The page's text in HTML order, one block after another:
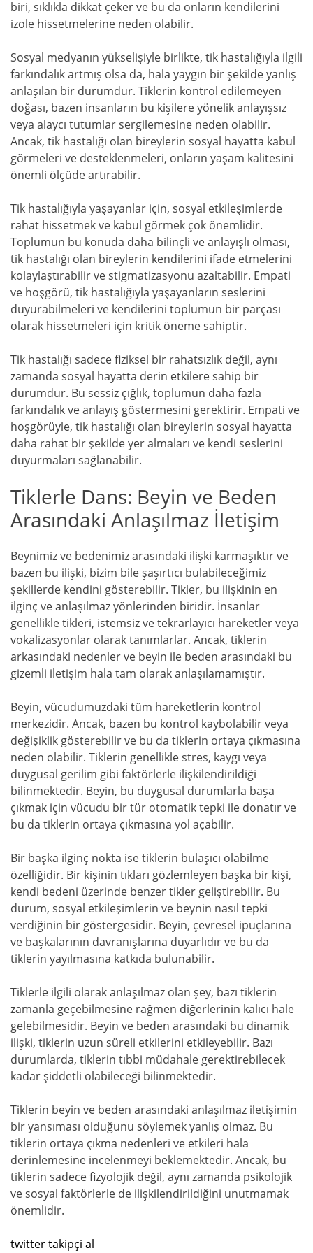
biri, sıklıkla dikkat çeker ve bu da onların kendilerini
izole hissetmelerine neden olabilir.
Sosyal medyanın yükselişiyle birlikte, tik hastalığıyla ilgili
farkındalık artmış olsa da, hala yaygın bir şekilde yanlış
anlaşılan bir durumdur. Tiklerin kontrol edilemeyen
doğası, bazen insanların bu kişilere yönelik anlayışsız
veya alaycı tutumlar sergilemesine neden olabilir.
Ancak, tik hastalığı olan bireylerin sosyal hayatta kabul
görmeleri ve desteklenmeleri, onların yaşam kalitesini
önemli ölçüde artırabilir.
Tik hastalığıyla yaşayanlar için, sosyal etkileşimlerde
rahat hissetmek ve kabul görmek çok önemlidir.
Toplumun bu konuda daha bilinçli ve anlayışlı olması,
tik hastalığı olan bireylerin kendilerini ifade etmelerini
kolaylaştırabilir ve stigmatizasyonu azaltabilir. Empati
ve hoşgörü, tik hastalığıyla yaşayanların seslerini
duyurabilmeleri ve kendilerini toplumun bir parçası
olarak hissetmeleri için kritik öneme sahiptir.
Tik hastalığı sadece fiziksel bir rahatsızlık değil, aynı
zamanda sosyal hayatta derin etkilere sahip bir
durumdur. Bu sessiz çığlık, toplumun daha fazla
farkındalık ve anlayış göstermesini gerektirir. Empati ve
hoşgörüyle, tik hastalığı olan bireylerin sosyal hayatta
daha rahat bir şekilde yer almaları ve kendi seslerini
duyurmaları sağlanabilir.
Tiklerle Dans: Beyin ve Beden
Arasındaki Anlaşılmaz İletişim
Beynimiz ve bedenimiz arasındaki ilişki karmaşıktır ve
bazen bu ilişki, bizim bile şaşırtıcı bulabileceğimiz
şekillerde kendini gösterebilir. Tikler, bu ilişkinin en
ilginç ve anlaşılmaz yönlerinden biridir. İnsanlar
genellikle tikleri, istemsiz ve tekrarlayıcı hareketler veya
vokalizasyonlar olarak tanımlarlar. Ancak, tiklerin
arkasındaki nedenler ve beyin ile beden arasındaki bu
gizemli iletişim hala tam olarak anlaşılamamıştır.
Beyin, vücudumuzdaki tüm hareketlerin kontrol
merkezidir. Ancak, bazen bu kontrol kaybolabilir veya
değişiklik gösterebilir ve bu da tiklerin ortaya çıkmasına
neden olabilir. Tiklerin genellikle stres, kaygı veya
duygusal gerilim gibi faktörlerle ilişkilendirildiği
bilinmektedir. Beyin, bu duygusal durumlarla başa
çıkmak için vücudu bir tür otomatik tepki ile donatır ve
bu da tiklerin ortaya çıkmasına yol açabilir.
Bir başka ilginç nokta ise tiklerin bulaşıcı olabilme
özelliğidir. Bir kişinin tıkları gözlemleyen başka bir kişi,
kendi bedeni üzerinde benzer tikler geliştirebilir. Bu
durum, sosyal etkileşimlerin ve beynin nasıl tepki
verdiğinin bir göstergesidir. Beyin, çevresel ipuçlarına
ve başkalarının davranışlarına duyarlıdır ve bu da
tiklerin yayılmasına katkıda bulunabilir.
Tiklerle ilgili olarak anlaşılmaz olan şey, bazı tiklerin
zamanla geçebilmesine rağmen diğerlerinin kalıcı hale
gelebilmesidir. Beyin ve beden arasındaki bu dinamik
ilişki, tiklerin uzun süreli etkilerini etkileyebilir. Bazı
durumlarda, tiklerin tıbbi müdahale gerektirebilecek
kadar şiddetli olabileceği bilinmektedir.
Tiklerin beyin ve beden arasındaki anlaşılmaz iletişimin
bir yansıması olduğunu söylemek yanlış olmaz. Bu
tiklerin ortaya çıkma nedenleri ve etkileri hala
derinlemesine incelenmeyi beklemektedir. Ancak, bu
tiklerin sadece fizyolojik değil, aynı zamanda psikolojik
ve sosyal faktörlerle de ilişkilendirildiğini unutmamak
önemlidir.
twitter takipçi al